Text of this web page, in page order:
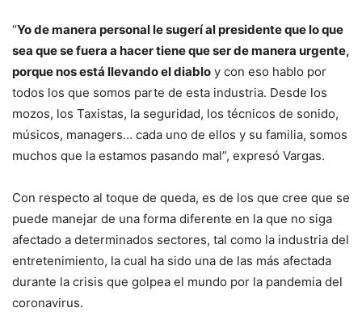
“Yo de manera personal le sugerí al presidente que lo que
sea que se fuera a hacer tiene que ser de manera urgente,
porque nos está llevando el diablo y con eso hablo por
todos los que somos parte de esta industria. Desde los
mozos, los Taxistas, la seguridad, los técnicos de sonido,
músicos, managers… cada uno de ellos y su familia, somos
muchos que la estamos pasando mal”, expresó Vargas.
Con respecto al toque de queda, es de los que cree que se
puede manejar de una forma diferente en la que no siga
afectado a determinados sectores, tal como la industria del
entretenimiento, la cual ha sido una de las más afectada
durante la crisis que golpea el mundo por la pandemia del
coronavirus.